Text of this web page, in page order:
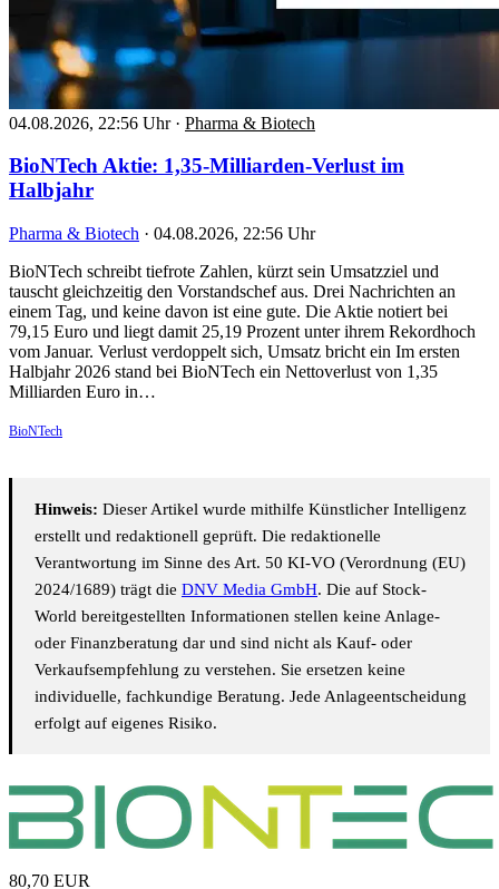
04.08.2026, 22:56 Uhr · Pharma & Biotech
BioNTech Aktie: 1,35-Milliarden-Verlust im
Halbjahr
Pharma & Biotech · 04.08.2026, 22:56 Uhr
BioNTech schreibt tiefrote Zahlen, kürzt sein Umsatzziel und
tauscht gleichzeitig den Vorstandschef aus. Drei Nachrichten an
einem Tag, und keine davon ist eine gute. Die Aktie notiert bei
79,15 Euro und liegt damit 25,19 Prozent unter ihrem Rekordhoch
vom Januar. Verlust verdoppelt sich, Umsatz bricht ein Im ersten
Halbjahr 2026 stand bei BioNTech ein Nettoverlust von 1,35
Milliarden Euro in…
BioNTech
Hinweis: Dieser Artikel wurde mithilfe Künstlicher Intelligenz
erstellt und redaktionell geprüft. Die redaktionelle
Verantwortung im Sinne des Art. 50 KI-VO (Verordnung (EU)
2024/1689) trägt die DNV Media GmbH. Die auf Stock-
World bereitgestellten Informationen stellen keine Anlage-
oder Finanzberatung dar und sind nicht als Kauf- oder
Verkaufsempfehlung zu verstehen. Sie ersetzen keine
individuelle, fachkundige Beratung. Jede Anlageentscheidung
erfolgt auf eigenes Risiko.
80,70 EUR